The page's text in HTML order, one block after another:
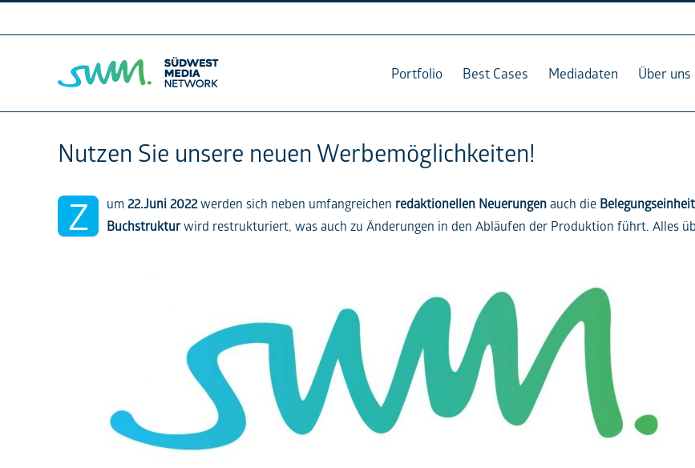
to
Portfolio Best Cases Mediadaten Über uns
Nutzen Sie unsere neuen Werbemöglichkeiten!
Z um22.Juni2022werden sich neben umfangreichen redaktionellen Neuerungenauch die
Buchstrukturwird restrukturiert, was auch zu Änderungen in den Abläufen der Produktion führt. Alles